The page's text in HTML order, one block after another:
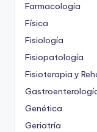
Farmacología
Física
Fisiología
Fisiopatología
Fisioterapia y
Genética
Geriatría